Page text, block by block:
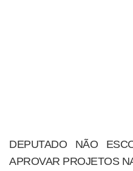
DEPUTADO NÃO
APROVAR PROJETOS